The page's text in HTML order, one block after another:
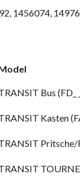
1456074,
Bus (FD_
Kasten
Pritsche/